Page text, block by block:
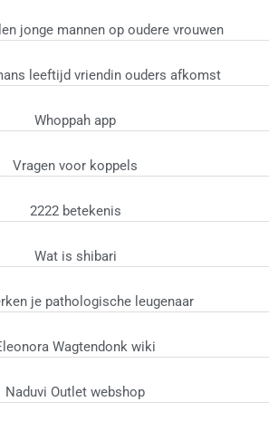
jonge mannen op oudere vrouwen
leeftijd vriendin ouders afkomst
Whoppah app
Vragen voor koppels
2222 betekenis
Wat is shibari
je pathologische leugenaar
Wagtendonk wiki
Naduvi Outlet webshop